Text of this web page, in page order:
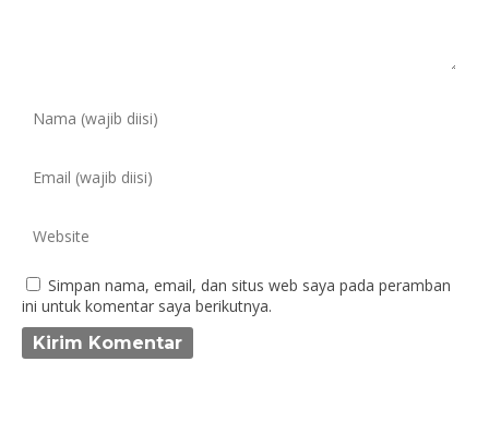
Simpan nama, email, dan situs web saya pada peramban
ini untuk komentar saya berikutnya.